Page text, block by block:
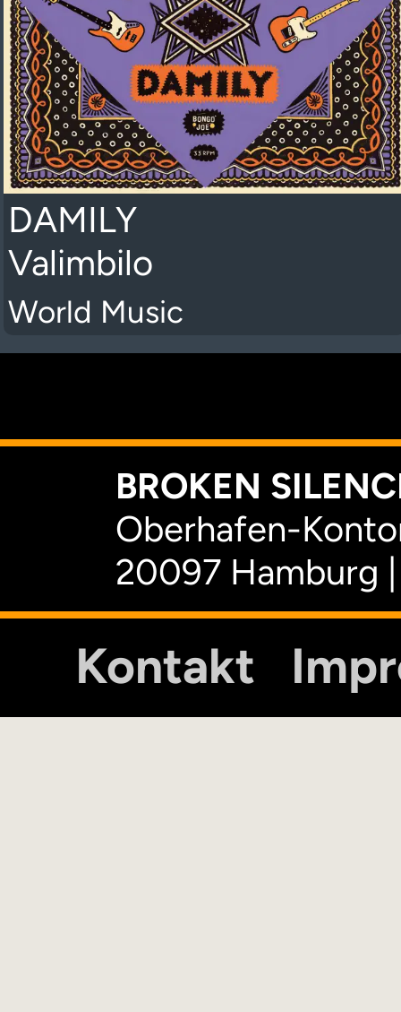
DAMILY
Valimbilo
World Music
BROKEN
Oberhafen-
20097 Hamburg
Kontakt